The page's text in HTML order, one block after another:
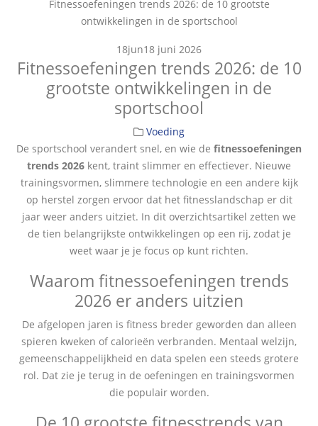
Fitnessoefeningen trends 2026: de 10 grootste
ontwikkelingen in de sportschool
18jun18 juni 2026
Fitnessoefeningen trends 2026: de 10
grootste ontwikkelingen in de
sportschool
Voeding
De sportschool verandert snel, en wie de fitnessoefeningen
trends 2026 kent, traint slimmer en effectiever. Nieuwe
trainingsvormen, slimmere technologie en een andere kijk
op herstel zorgen ervoor dat het fitnesslandschap er dit
jaar weer anders uitziet. In dit overzichtsartikel zetten we
de tien belangrijkste ontwikkelingen op een rij, zodat je
weet waar je je focus op kunt richten.
Waarom fitnessoefeningen trends
2026 er anders uitzien
De afgelopen jaren is fitness breder geworden dan alleen
spieren kweken of calorieën verbranden. Mentaal welzijn,
gemeenschappelijkheid en data spelen een steeds grotere
rol. Dat zie je terug in de oefeningen en trainingsvormen
die populair worden.